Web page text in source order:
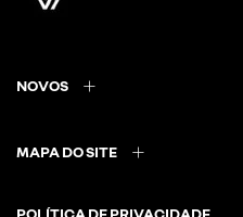
NOVOS
MAPA DO SITE
POLÍTICA DE PRIVACIDADE